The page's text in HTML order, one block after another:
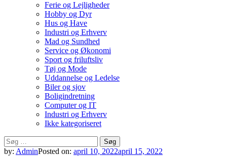
Ferie og Lejligheder
Hobby og Dyr
Hus og Have
Industri og Erhverv
Mad og Sundhed
Service og Økonomi
Sport og friluftsliv
Tøj og Mode
Uddannelse og Ledelse
Biler og sjov
Boligindretning
Computer og IT
Industri og Erhverv
Ikke kategoriseret
Søg
efter:
by: AdminPosted on: april 10, 2022april 15, 2022